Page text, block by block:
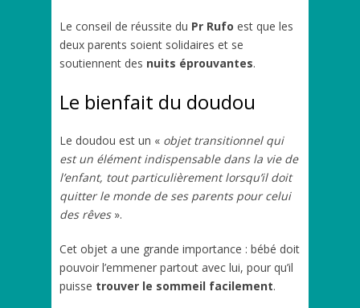
Le conseil de réussite du Pr Rufo est que les
deux parents soient solidaires et se
soutiennent des nuits éprouvantes.
Le bienfait du doudou
Le doudou est un « objet transitionnel qui
est un élément indispensable dans la vie de
l’enfant, tout particulièrement lorsqu’il doit
quitter le monde de ses parents pour celui
des rêves».
Cet objet a une grande importance : bébé doit
pouvoir l’emmener partout avec lui, pour qu’il
puisse trouver le sommeil facilement.